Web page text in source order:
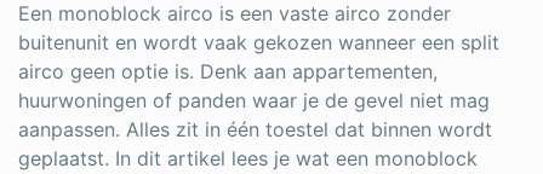
Een monoblock airco is een vaste airco zonder
buitenunit en wordt vaak gekozen wanneer een split
airco geen optie is. Denk aan appartementen,
huurwoningen of panden waar je de gevel niet mag
aanpassen. Alles zit in één toestel dat binnen wordt
geplaatst. In dit artikel lees je wat een monoblock